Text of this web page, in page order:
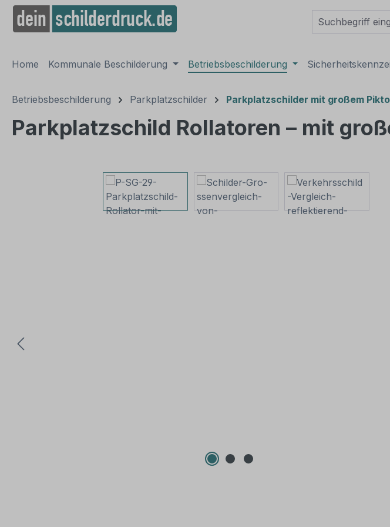
Zur Hauptnavigation springen
Home Kommunale Beschilderung Betriebsbeschilderung
Betriebsbeschilderung Parkplatzschilder Parkplatzschilder mit großem
Parkplatzschild Rollatoren – mit
Bildergalerie überspringen